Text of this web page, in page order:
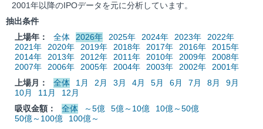
2001年以降のIPOデータを元に分析しています。
抽出条件
上場年：
全体 2026年 2025年 2024年 2023年
2022年
2021年
2020年 2019年 2018年 2017年 2016年
2015年
2014年
2013年 2012年 2011年 2010年 2009年
2008年
2007年
2006年 2005年 2004年 2003年 2002年
2001年
上場月：
全体 1月 2月 3月 4月 5月 6月 7月 8月
9月
10月
11月
12月
吸収金額：
全体 ～5億 5億～10億
10億～50億
50億～100億
100億～